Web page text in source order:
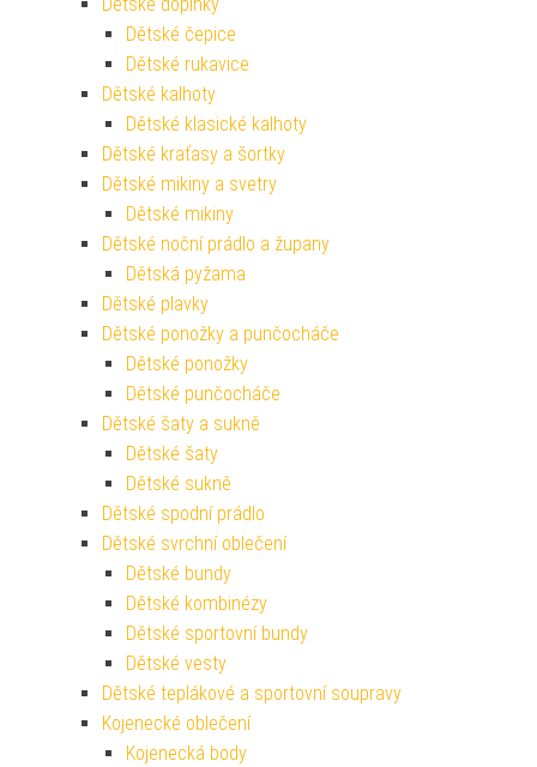
Dětské čepice
Dětské rukavice
Dětské kalhoty
Dětské klasické kalhoty
Dětské kraťasy a šortky
Dětské mikiny a svetry
Dětské mikiny
Dětské noční prádlo a župany
Dětská pyžama
Dětské plavky
Dětské ponožky a punčocháče
Dětské ponožky
Dětské punčocháče
Dětské šaty a sukně
Dětské šaty
Dětské sukně
Dětské spodní prádlo
Dětské svrchní oblečení
Dětské bundy
Dětské kombinézy
Dětské sportovní bundy
Dětské vesty
Dětské teplákové a sportovní soupravy
Kojenecké oblečení
Kojenecká body